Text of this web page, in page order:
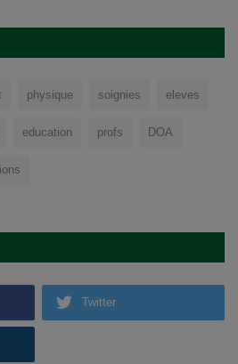
physique soignies eleves
education profs DOA
Twitter